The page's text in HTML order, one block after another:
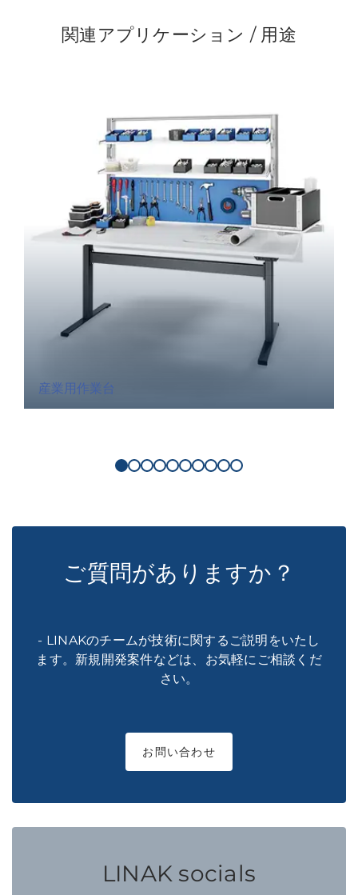
関連アプリケーション / 用途
産業用作業台
ご質問がありますか？
- LINAKのチームが技術に関するご説明をいたし
ます。新規開発案件などは、お気軽にご相談くだ
さい。
お問い合わせ
LINAK socials